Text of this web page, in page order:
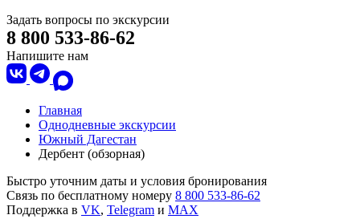
Задать вопросы по экскурсии
8 800 533-86-62
Напишите нам
Главная
Однодневные экскурсии
Южный Дагестан
Дербент (обзорная)
Быстро уточним даты и условия бронирования
Связь по бесплатному номеру 8 800 533-86-62
Поддержка в VK, Telegram и MAX